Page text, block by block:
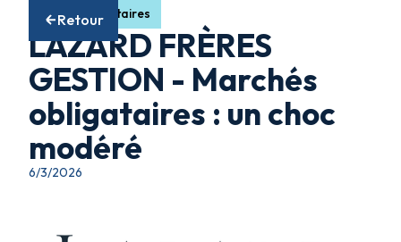
Retour
Fonds obligataires
LAZARD FRÈRES
GESTION - Marchés
obligataires : un choc
modéré
6/3/2026